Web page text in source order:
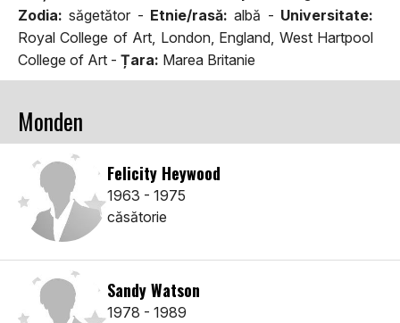
Zodia: săgetător - Etnie/rasă: albă - Universitate:
Royal College of Art, London, England, West Hartpool
College of Art - Țara: Marea Britanie
Monden
Felicity Heywood
1963 - 1975
căsătorie
Sandy Watson
1978 - 1989